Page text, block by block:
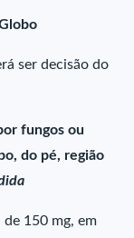
ser decisão do
fungos ou
do pé, região
de 150 mg, em